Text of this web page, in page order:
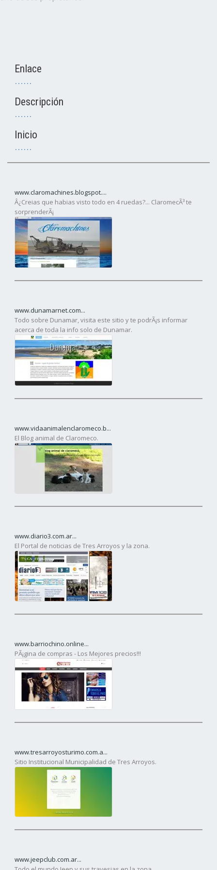
Enlace
Descripción
Inicio
www.claromachines.blogspot....
Â¿Creias que habias visto todo en 4 ruedas?... ClaromecÃ³ te
sorprenderÃ¡
www.dunamarnet.com...
Todo sobre Dunamar, visita este sitio y te podrÃ¡s informar
acerca de toda la info solo de Dunamar.
www.vidaanimalenclaromeco.b...
El Blog animal de Claromeco.
www.diario3.com.ar...
El Portal de noticias de Tres Arroyos y la zona.
www.barriochino.online...
PÃ¡gina de compras - Los Mejores precios!!!
www.tresarroyosturimo.com.a...
Sitio Institucional Municipalidad de Tres Arroyos.
www.jeepclub.com.ar...